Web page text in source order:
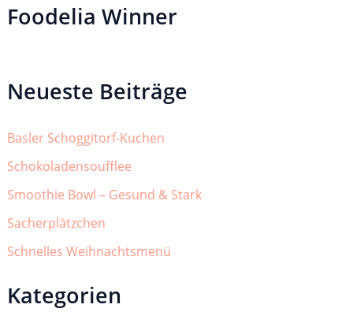
Foodelia Winner
Neueste Beiträge
Basler Schoggitorf-Kuchen
Schokoladensoufflee
Smoothie Bowl – Gesund & Stark
Sacherplätzchen
Schnelles Weihnachtsmenü
Kategorien